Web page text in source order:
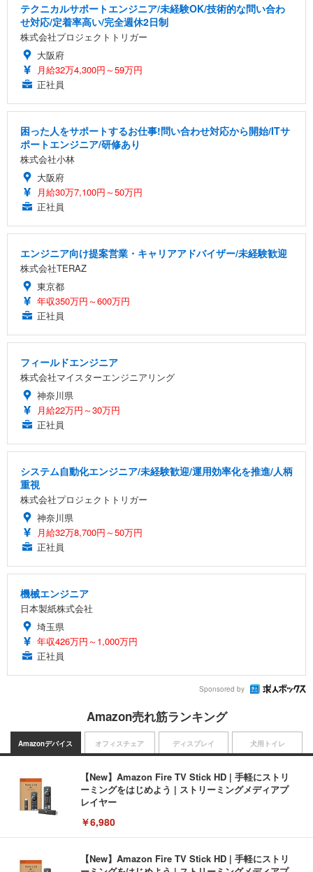
テクニカルサポートエンジニア/未経験OK/技術的な問い合わ
せ対応/定着率高い/完全週休2日制
株式会社プロジェクトトリガー
大阪府
月給32万4,300円～59万円
正社員
困った人をサポートするお仕事!問い合わせ対応から開始/ITサ
ポートエンジニア/研修あり
株式会社小林
大阪府
月給30万7,100円～50万円
正社員
エンジニア向け提案営業・キャリアアドバイザー/未経験歓迎
株式会社TERAZ
東京都
年収350万円～600万円
正社員
フィールドエンジニア
株式会社マイスターエンジニアリング
神奈川県
月給22万円～30万円
正社員
システム自動化エンジニア/未経験歓迎/運用効率化を推進/人柄
重視
株式会社プロジェクトトリガー
神奈川県
月給32万8,700円～50万円
正社員
機械エンジニア
日本製紙株式会社
埼玉県
年収426万円～1,000万円
正社員
Sponsored by
Amazon売れ筋ランキング
Amazonデバイス
【New】Amazon Fire TV Stick HD | 手軽にストリ
ーミングをはじめよう | ストリーミングメディアプ
レイヤー
￥6,980
【New】Amazon Fire TV Stick HD | 手軽にストリ
オフィスチェア ディスプレイ 犬用トイレ